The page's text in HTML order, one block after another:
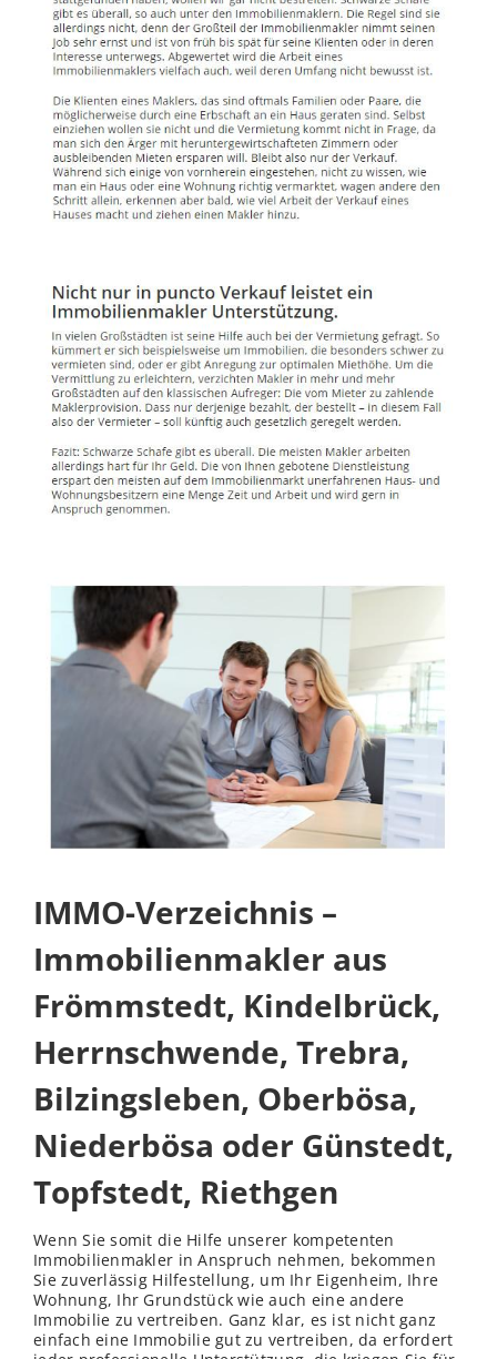
IMMO-Verzeichnis –
Immobilienmakler aus
Frömmstedt, Kindelbrück,
Herrnschwende, Trebra,
Bilzingsleben, Oberbösa,
Niederbösa oder Günstedt,
Topfstedt, Riethgen
Wenn Sie somit die Hilfe unserer kompetenten
Immobilienmakler in Anspruch nehmen, bekommen
Sie zuverlässig Hilfestellung, um Ihr Eigenheim, Ihre
Wohnung, Ihr Grundstück wie auch eine andere
Immobilie zu vertreiben. Ganz klar, es ist nicht ganz
einfach eine Immobilie gut zu vertreiben, da erfordert